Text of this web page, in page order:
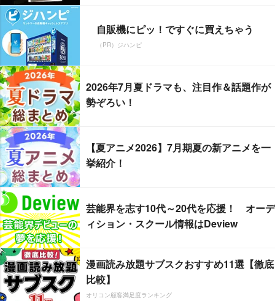
自販機にピッ！ですぐに買えちゃう
（PR）ジハンピ
2026年7月夏ドラマも、注目作＆話題作が
勢ぞろい！
【夏アニメ2026】7月期夏の新アニメを一
挙紹介！
芸能界を志す10代～20代を応援！ オーデ
ィション・スクール情報はDeview
漫画読み放題サブスクおすすめ11選【徹底
比較】
オリコン顧客満足度ランキング